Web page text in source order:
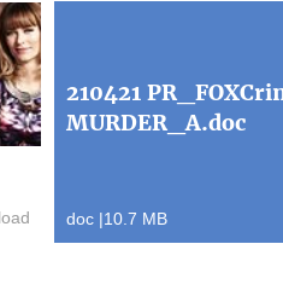
210421
MURDER_A.doc
doc |10.7 MB